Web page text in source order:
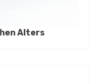
Alters